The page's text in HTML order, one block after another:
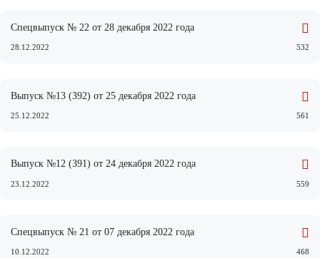
Спецвыпуск № 22 от 28 декабря 2022 года
28.12.2022 532
Выпуск №13 (392) от 25 декабря 2022 года
25.12.2022 561
Выпуск №12 (391) от 24 декабря 2022 года
23.12.2022 559
Спецвыпуск № 21 от 07 декабря 2022 года
10.12.2022 468